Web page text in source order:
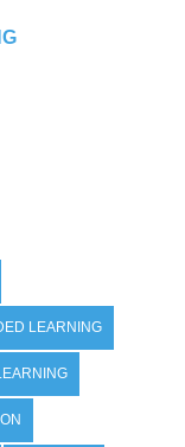
LEARNING